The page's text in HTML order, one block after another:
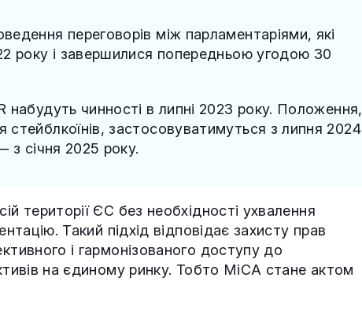
переговорів між парламентаріями, які
року і завершилися попередньою угодою 30
набудуть чинності в липні 2023 року. Положення,
застосовуватимуться з липня 2024
січня 2025 року.
території ЄС без необхідності ухвалення
Такий підхід відповідає захисту прав
і гармонізованого доступу до
на єдиному ринку. Тобто MiCA стане актом